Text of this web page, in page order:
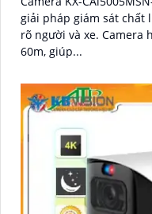
giải pháp giám sát chất
rõ người và xe. Camera hỗ trợ tầm xa hồng ngoại lên đến
60m, giúp...